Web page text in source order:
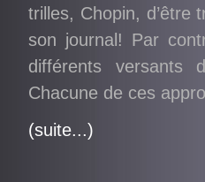
trilles, Chopin, d’être
son journal! Par
différents versants
Chacune de ces
(suite...)